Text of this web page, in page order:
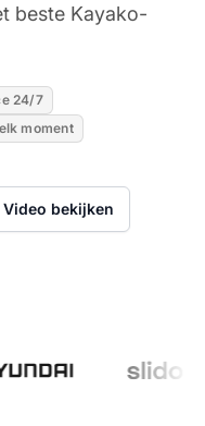
beste Kayako-
24/7
moment
Video bekijken